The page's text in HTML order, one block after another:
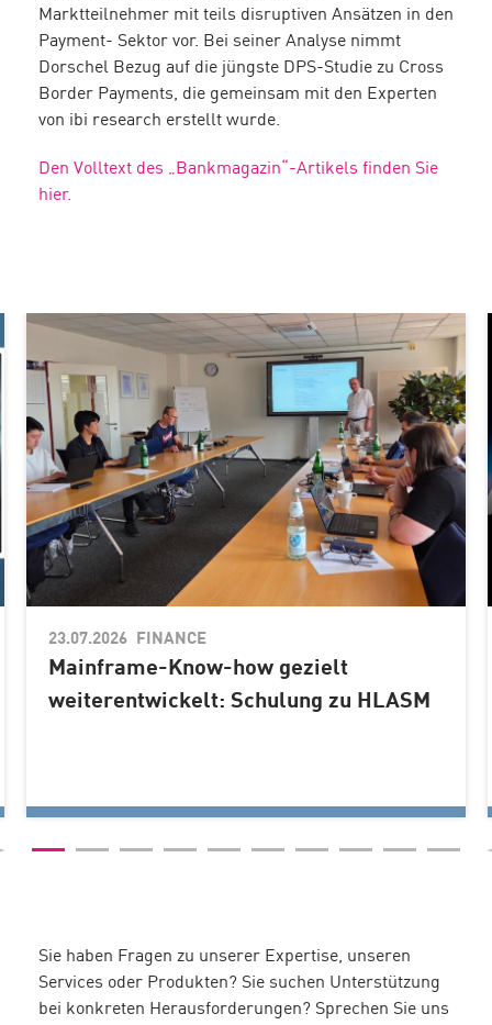
Marktteilnehmer mit teils disruptiven Ansätzen in den
Payment- Sektor vor. Bei seiner Analyse nimmt
Dorschel Bezug auf die jüngste DPS-Studie zu Cross
Border Payments, die gemeinsam mit den Experten
von ibi research erstellt wurde.
Den Volltext des „Bankmagazin“-Artikels finden Sie
hier.
23.07.2026
Sie haben Fragen zu unserer Expertise, unseren
Services oder Produkten? Sie suchen Unterstützung
bei konkreten Herausforderungen? Sprechen Sie uns